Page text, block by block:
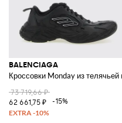
BALENCIAGA
Кроссовки Monday из
73 719,66 ₽
62 661,75 ₽
-15%